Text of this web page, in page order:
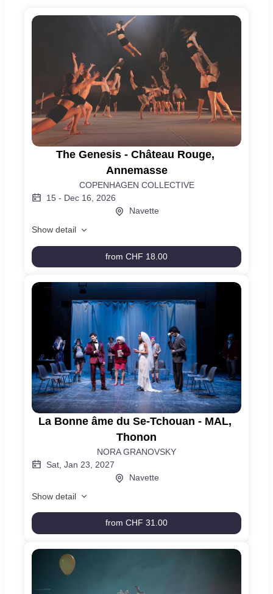
The
Rouge,
The Genesis - Château Rouge,
Annemasse
COPENHAGEN COLLECTIVE
15 - Dec 16, 2026
Navette
Show detail
from CHF 18.00
The
-
Annemasse
La
Bonne
Se-
La Bonne âme du Se-Tchouan - MAL,
Thonon
NORA GRANOVSKY
Sat, Jan 23, 2027
Navette
Show detail
from CHF 31.00
La
âme
du